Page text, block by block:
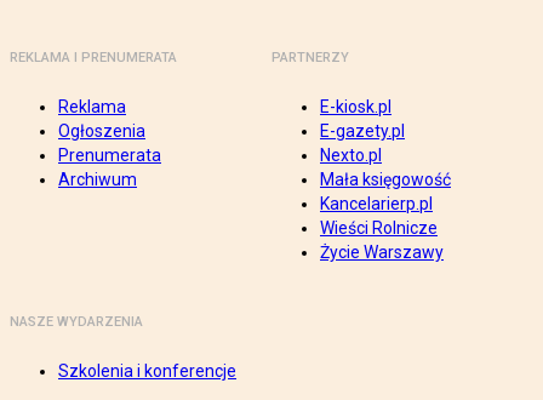
REKLAMA I PRENUMERATA
Reklama
Ogłoszenia
Prenumerata
Archiwum
PARTNERZY
E-kiosk.pl
E-gazety.pl
Nexto.pl
Mała księgowość
Kancelarierp.pl
Wieści Rolnicze
Życie Warszawy
NASZE WYDARZENIA
Szkolenia i konferencje